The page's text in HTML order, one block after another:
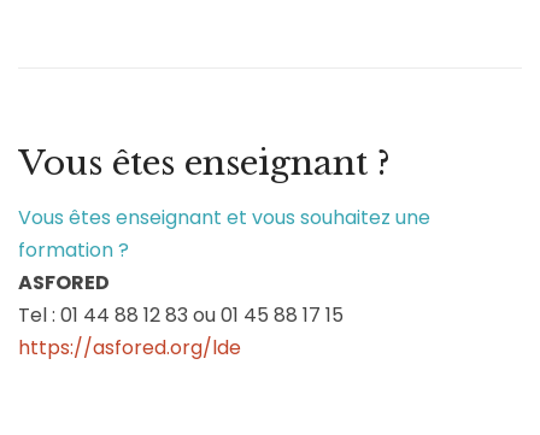
Vous êtes enseignant ?
Vous êtes enseignant et vous souhaitez une
formation ?
ASFORED
Tel : 01 44 88 12 83 ou 01 45 88 17 15
https://asfored.org/lde